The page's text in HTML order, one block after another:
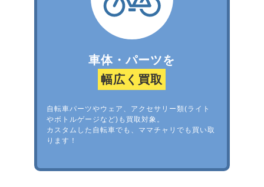
車体・パーツを
幅広く買取
自転車パーツやウェア、アクセサリー類(ライト
やボトルゲージなど)も買取対象。
カスタムした自転車でも、ママチャリでも買い取
ります！